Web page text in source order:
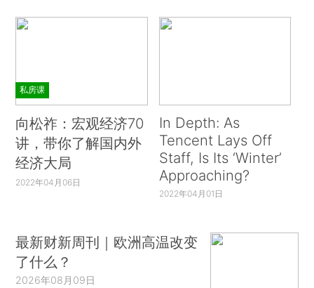
私房课
向松祚：宏观经济70
讲，带你了解国内外
经济大局
2022年04月06日
In Depth: As
Tencent Lays Off
Staff, Is Its ‘Winter’
Approaching?
2022年04月01日
最新财新周刊｜欧洲高温改变
了什么？
2026年08月09日